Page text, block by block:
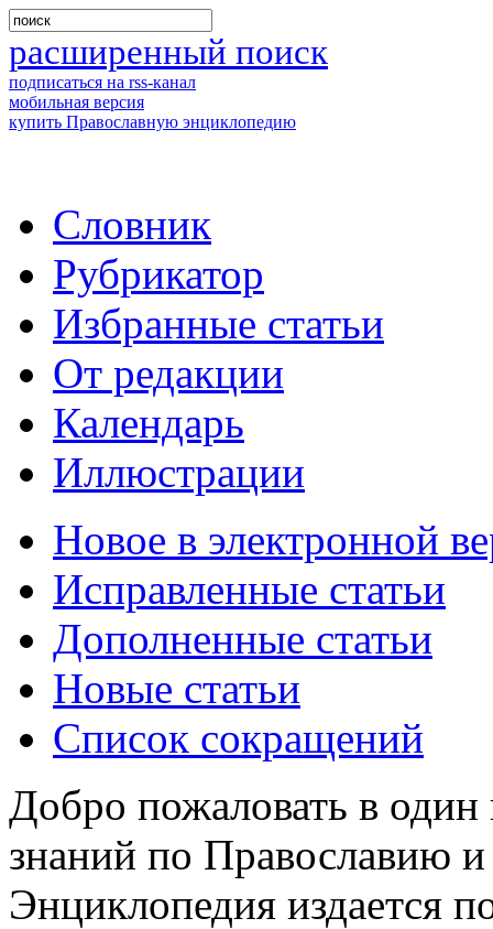
расширенный поиск
подписаться на rss-канал
мобильная версия
купить Православную энциклопедию
Словник
Рубрикатор
Избранные статьи
От редакции
Календарь
Иллюстрации
Новое в электронной
Исправленные статьи
Дополненные статьи
Новые статьи
Список сокращений
Добро пожаловать в
знаний по Православию
Энциклопедия издается